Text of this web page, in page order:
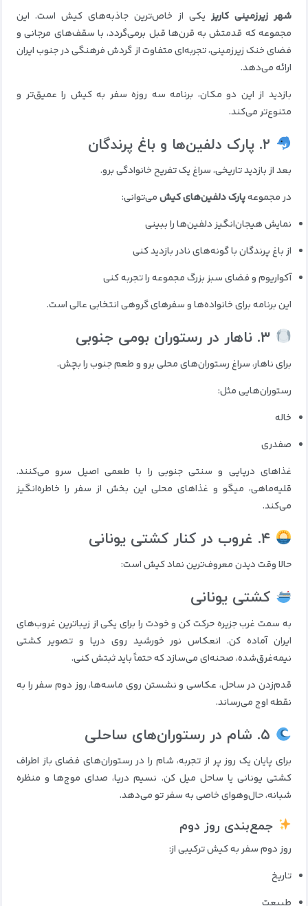
شهر زیرزمینی کاریز یکی از خاص‌ترین جاذبه‌های کیش است. این
مجموعه که قدمتش به قرن‌ها قبل برمی‌گردد، با سقف‌های مرجانی و
فضای خنک زیرزمینی، تجربه‌ای متفاوت از گردش فرهنگی در جنوب ایران
ارائه می‌دهد.
بازدید از این دو مکان، برنامه سه روزه سفر به کیش را عمیق‌تر و
متنوع‌تر می‌کند.
بعد از بازدید تاریخی، سراغ یک تفریح خانوادگی برو.
در مجموعهپارک دلفین‌های کیشمی‌توانی:
نمایش هیجان‌انگیز دلفین‌ها را ببینی
از باغ پرندگان با گونه‌های نادر بازدید کنی
آکواریوم و فضای سبز بزرگ مجموعه را تجربه کنی
این برنامه برای خانواده‌ها و سفرهای گروهی انتخابی عالی است.
برای ناهار، سراغ رستوران‌های محلی برو و طعم جنوب را بچش.
رستوران‌هایی مثل:
خاله
صفدری
غذاهای دریایی و سنتی جنوبی را با طعمی اصیل سرو می‌کنند.
قلیه‌ماهی، میگو و غذاهای محلی این بخش از سفر را خاطره‌انگیز
می‌کند.
حالا وقت دیدن معروف‌ترین نماد کیش است:
کشتی یونانی
به سمت غرب جزیره حرکت کن و خودت را برای یکی از زیباترین غروب‌های
ایران آماده کن. انعکاس نور خورشید روی دریا و تصویر کشتی
نیمه‌غرق‌شده، صحنه‌ای می‌سازد که حتماً باید ثبتش کنی.
قدم‌زدن در ساحل، عکاسی و نشستن روی ماسه‌ها، روز دوم سفر را به
نقطه اوج می‌رساند.
برای پایان یک روز پر از تجربه، شام را در رستوران‌های فضای باز اطراف
کشتی یونانی یا ساحل میل کن. نسیم دریا، صدای موج‌ها و منظره
شبانه، حال‌وهوای خاصی به سفر تو می‌دهد.
جمع‌بندی روز دوم
روز دوم سفر به کیش ترکیبی از:
تاریخ